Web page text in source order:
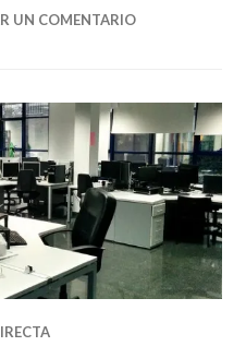
UN COMENTARIO